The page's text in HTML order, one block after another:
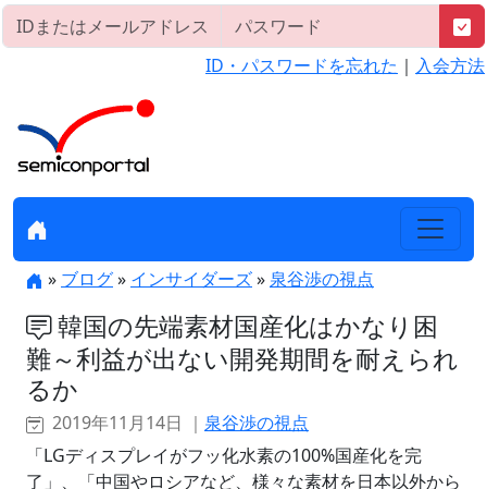
ID・パスワードを忘れた ｜ 入会方法
» ブログ» インサイダーズ» 泉谷渉の視点
韓国の先端素材国産化はかなり困
難～利益が出ない開発期間を耐えられ
るか
2019年11月14日 ｜ 泉谷渉の視点
「LGディスプレイがフッ化水素の100%国産化を完
了」、「中国やロシアなど、様々な素材を日本以外から